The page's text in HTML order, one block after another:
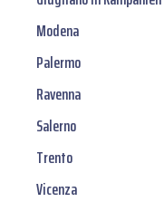
Modena
Palermo
Ravenna
Salerno
Trento
Vicenza